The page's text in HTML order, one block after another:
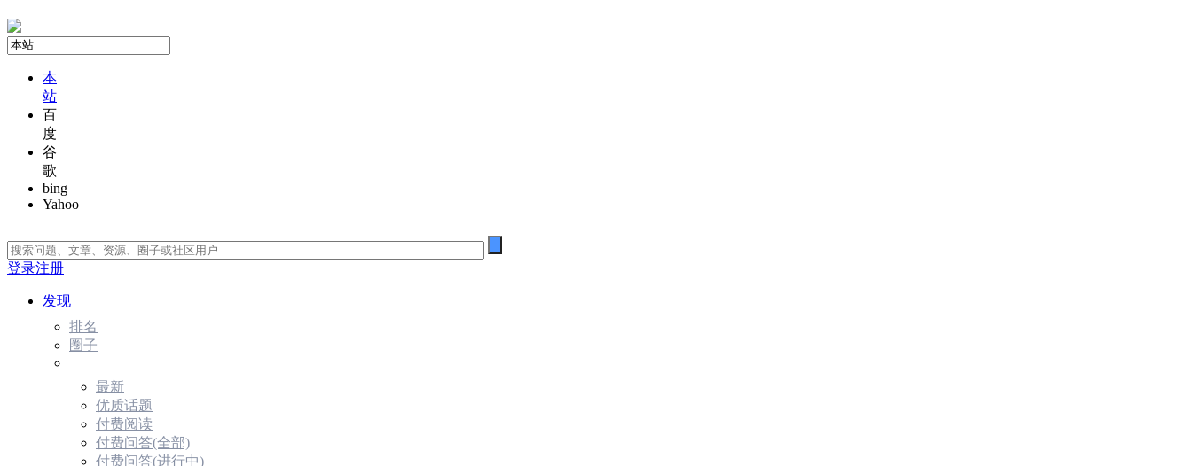
本
站
百
度
谷
歌
bing
Yahoo
登录注册
发现
排名
圈子
最新
优质话题
付费阅读
付费问答(全部)
付费问答(进行中)